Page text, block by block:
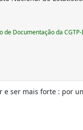
de Documentação da
e ser mais forte : por